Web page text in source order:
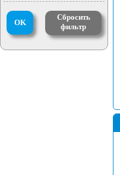
OK
Сбросить
фильтр